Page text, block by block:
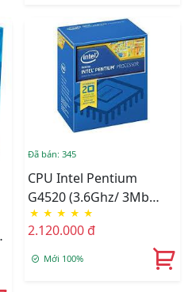
Đã bán: 345
CPU Intel Pentium
G4520 (3.6Ghz/ 3Mb
Cache)
★ ★ ★ ★ ★
2.120.000 đ
Mới 100%